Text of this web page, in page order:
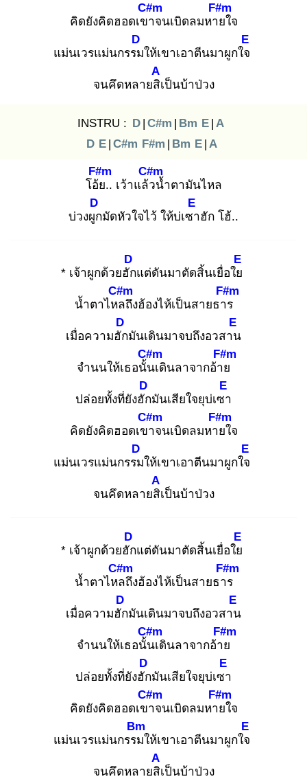
คิดยังคิดฮอดเขา
C#m
จนเบิดลมหาย
F#m
ใจ
แม่นเวรแม่นกรรม
D
ให้เขาเอาตีนมาผูกใจ
E
จนคึดหลายสิเ
A
ป็นบ้าป่วง
INSTRU : D | C#m | Bm E | A
D E | C#m F#m | Bm E | A
โอ้ย
F#m
.. เว้าแล้ว
C#m
น้ำตามันไหล
บ่วงผูก
D
มัดหัวใจไว้ ให้บ่เซา
E
ฮัก โฮ้..
* เจ้าผูกด้วยฮัก
D
แต่ดันมาตัดสิ้นเยื่อใย
E
น้ำตาไหล
C#m
ถึงฮ้องไห้เป็นสายธาร
F#m
เมื่อความฮัก
D
มันเดินมาจบถึงอวสาน
E
จำนนให้เธอนั้น
C#m
เดินลาจากอ้าย
F#m
ปล่อยทั้งที่ยังฮัก
D
มันเสียใจยุบ่เซา
E
คิดยังคิดฮอดเขา
C#m
จนเบิดลมหาย
F#m
ใจ
แม่นเวรแม่นกรรม
D
ให้เขาเอาตีนมาผูกใจ
E
จนคึดหลายสิเ
A
ป็นบ้าป่วง
* เจ้าผูกด้วยฮัก
D
แต่ดันมาตัดสิ้นเยื่อใย
E
น้ำตาไหล
C#m
ถึงฮ้องไห้เป็นสายธาร
F#m
เมื่อความฮัก
D
มันเดินมาจบถึงอวสาน
E
จำนนให้เธอนั้น
C#m
เดินลาจากอ้าย
F#m
ปล่อยทั้งที่ยังฮัก
D
มันเสียใจยุบ่เซา
E
คิดยังคิดฮอดเขา
C#m
จนเบิดลมหาย
F#m
ใจ
แม่นเวรแม่นกรรม
Bm
ให้เขาเอาตีนมาผูกใจ
E
จนคึดหลายสิเ
A
ป็นบ้าป่วง